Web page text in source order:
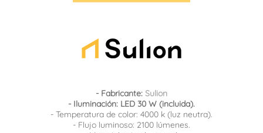
- Fabricante: Sulion
- Iluminación: LED 30 W (incluida).
- Temperatura de color: 4000 k (luz neutra).
- Flujo luminoso: 2100 lúmenes.